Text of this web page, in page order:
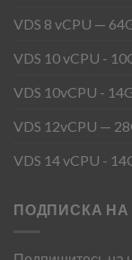
VDS 8 vCPU —
VDS 10 vCPU -
VDS 10vCPU -
VDS 12vCPU —
VDS 14 vCPU -
ПОДПИСКА